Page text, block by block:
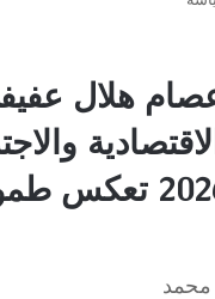
عصام هلال
2026/2027
محمد